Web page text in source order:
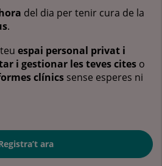
del dia per tenir cura de la
.
espai personal privat i
i gestionar les teves cites o
clínics sense esperes ni
ara